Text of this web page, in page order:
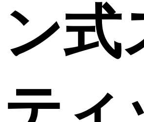
ン式